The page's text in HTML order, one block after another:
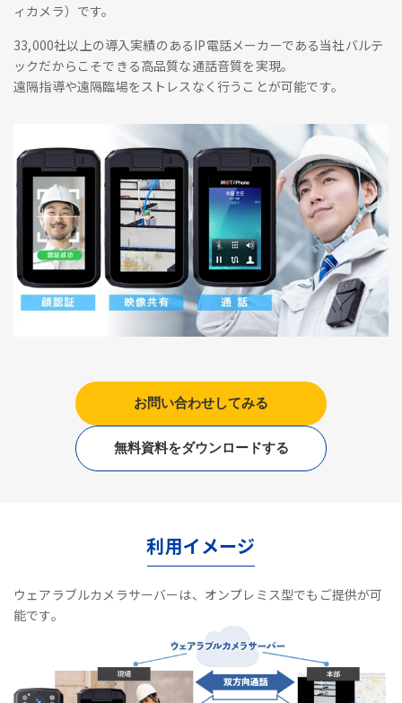
ィカメラ）です。
33,000社以上の導入実績のあるIP電話メーカーである当社バルテ
ックだからこそできる高品質な通話音質を実現。
遠隔指導や遠隔臨場をストレスなく行うことが可能です。
お問い合わせしてみる
無料資料をダウンロードする
利用イメージ
ウェアラブルカメラサーバーは、オンプレミス型でもご提供が可
能です。